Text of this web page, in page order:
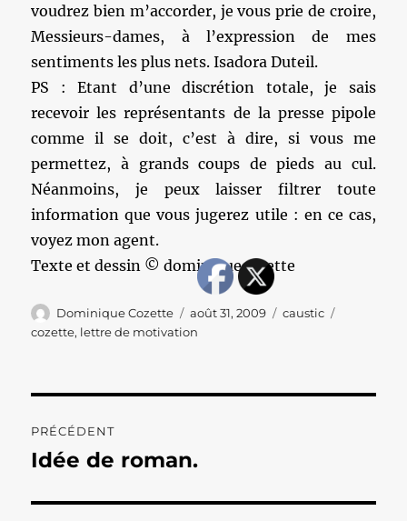
voudrez bien m’accorder, je vous prie de croire,
Messieurs-dames, à l’expression de mes
sentiments les plus nets. Isadora Duteil.
PS : Etant d’une discrétion totale, je sais
recevoir les représentants de la presse pipole
comme il se doit, c’est à dire, si vous me
permettez, à grands coups de pieds au cul.
Néanmoins, je peux laisser filtrer toute
information que vous jugerez utile : en ce cas,
voyez mon agent.
Texte et dessin © dominiquecozette
Auteur
Dominique Cozette
Publié
le
août 31, 2009 Catégories
caustic
cozette, lettre de motivation
de
PRÉCÉDENT
Publication
Idée de roman.